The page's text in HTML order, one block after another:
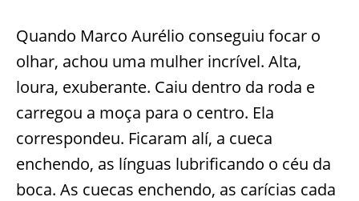
Quando Marco Aurélio conseguiu focar o
olhar, achou uma mulher incrível. Alta,
loura, exuberante. Caiu dentro da roda e
carregou a moça para o centro. Ela
correspondeu. Ficaram alí, a cueca
enchendo, as línguas lubrificando o céu da
boca. As cuecas enchendo, as carícias cada